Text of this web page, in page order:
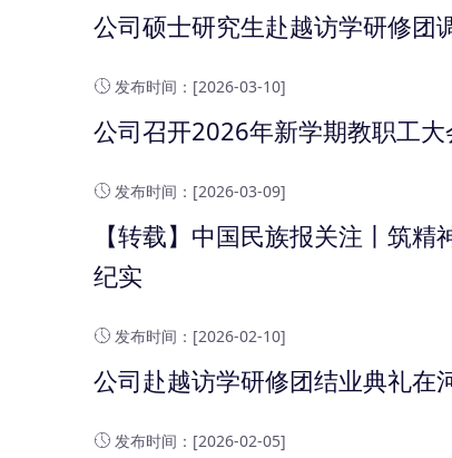
公司硕士研究生赴越访学研修团
发布时间：[2026-03-10]
公司召开2026年新学期教职工大
发布时间：[2026-03-09]
【转载】中国民族报关注丨筑
纪实
发布时间：[2026-02-10]
公司赴越访学研修团结业典礼在
发布时间：[2026-02-05]